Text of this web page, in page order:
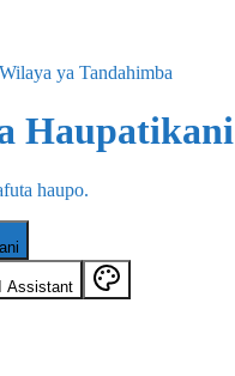
ya Tandahimba
Haupatikani
haupo.
Assistant